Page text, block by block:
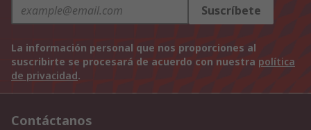
Suscríbete
La información personal que nos proporciones al
suscribirte se procesará de acuerdo con nuestra política
de privacidad.
Contáctanos